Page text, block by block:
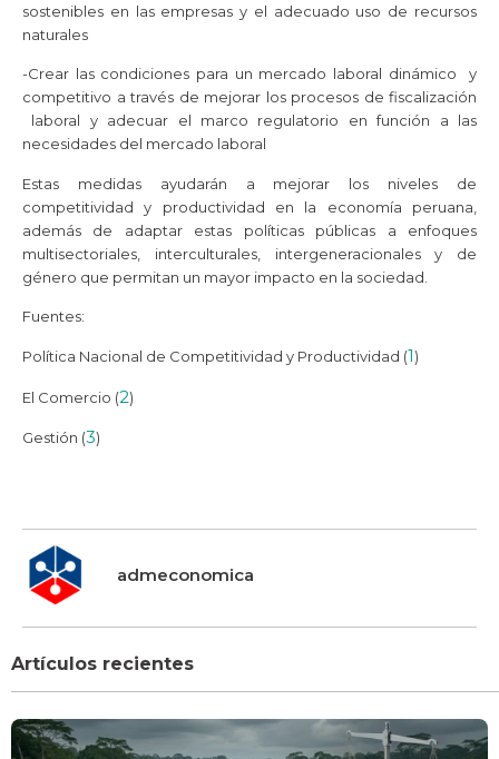
sostenibles en las empresas y el adecuado uso de recursos
naturales
-Crear las condiciones para un mercado laboral dinámico y
competitivo a través de mejorar los procesos de fiscalización
laboral y adecuar el marco regulatorio en función a las
necesidades del mercado laboral
Estas medidas ayudarán a mejorar los niveles de
competitividad y productividad en la economía peruana,
además de adaptar estas políticas públicas a enfoques
multisectoriales, interculturales, intergeneracionales y de
género que permitan un mayor impacto en la sociedad.
Fuentes:
Política Nacional de Competitividad y Productividad (1)
El Comercio (2)
Gestión (3)
admeconomica
Artículos recientes